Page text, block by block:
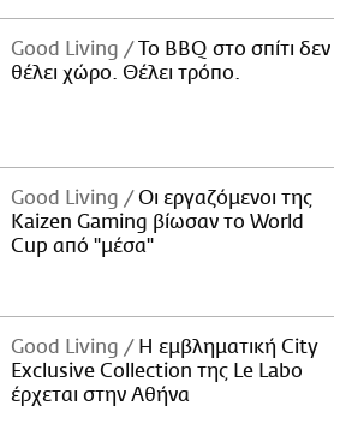
Good Living
Το BBQ στο σπίτι δεν
θέλει χώρο. Θέλει τρόπο.
Good Living
Οι εργαζόμενοι της
Kaizen Gaming βίωσαν το World
Cup από "μέσα"
Good Living
Η εμβληματική City
Exclusive Collection της Le Labo
έρχεται στην Αθήνα